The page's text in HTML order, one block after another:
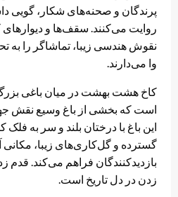
پرندگان و صحنه‌های شکار، گویی
روایت می‌کنند. سقف‌ها و دیوارهای
نقوش هندسی زیبا، تماشاگر را به
وا می‌دارند.
کاخ هشت بهشت در میان باغی
است که بخشی از باغ وسیع نقش
این باغ با درختان بلند و سر به
گسترده و گل‌کاری‌های زیبا،
بازدیدکنندگان فراهم می‌کند. قدم
زدن در دل تاریخ است.